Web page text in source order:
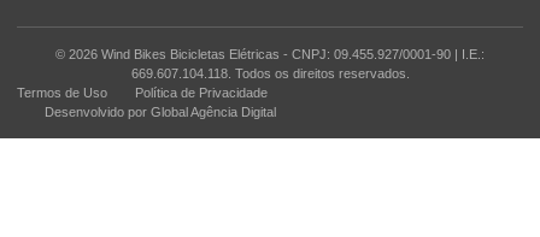
© 2026 Wind Bikes Bicicletas Elétricas - CNPJ: 09.455.927/0001-90 | I.E.:
669.607.104.118. Todos os direitos reservados.
Termos de Uso
Política de Privacidade
Desenvolvido por Global Agência Digital